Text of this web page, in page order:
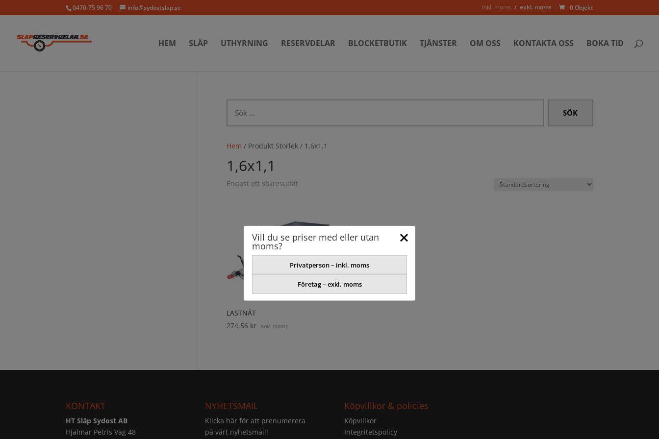
0470-75 96 70 info@sydostslap.se 0 Objekt
inkl. moms exkl. moms
HEM SLÄP UTHYRNING RESERVDELAR BLOCKETBUTIK TJÄNSTER OM OSS KONTAKTA OSS BOKA TID
efter:
Hem / Produkt Storlek / 1,6x1,1
1,6x1,1
Endast ett sökresultat
LASTNÄT
274,56 kr exkl. moms
KONTAKT
HT Släp Sydost AB
Hjalmar Petris Väg 48
NYHETSMAIL
Klicka här för att prenumerera
på vårt nyhetsmail!
Köpvillkor & policies
Köpvillkor
Integritetspolicy
Vill du se priser med eller utan
moms?
Privatperson – inkl. moms
Företag – exkl. moms